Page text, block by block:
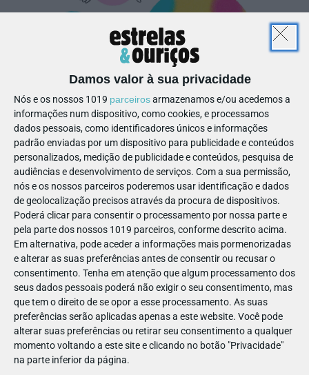
Damos valor à sua privacidade
Nós e os nossos 1019 parceirosarmazenamos e/ou acedemos a
informações num dispositivo, como cookies, e processamos
dados pessoais, como identificadores únicos e informações
padrão enviadas por um dispositivo para publicidade e conteúdos
personalizados, medição de publicidade e conteúdos, pesquisa de
audiências e desenvolvimento de serviços. Com a sua permissão,
nós e os nossos parceiros poderemos usar identificação e dados
de geolocalização precisos através da procura de dispositivos.
Poderá clicar para consentir o processamento por nossa parte e
pela parte dos nossos 1019 parceiros, conforme descrito acima.
Em alternativa, pode aceder a informações mais pormenorizadas
e alterar as suas preferências antes de consentir ou recusar o
consentimento. Tenha em atenção que algum processamento dos
seus dados pessoais poderá não exigir o seu consentimento, mas
que tem o direito de se opor a esse processamento. As suas
preferências serão aplicadas apenas a este website. Você pode
alterar suas preferências ou retirar seu consentimento a qualquer
momento voltando a este site e clicando no botão "Privacidade"
na parte inferior da página.
Não se espante se, um dia destes, der com os miúdos a
querer ensinar-lhe as coisas novas que aprenderam naquela
meia hora de desenhos animados. Ou se arrastarem a família
e os amigos para o maravilhoso mundo dosjogos do
Cartoonito, onde podem brincar com as suas personagens
favoritas.
Batwheels, a grande estreia de março
no Cartoonito
A data escolhida para o lançamento da primeira temporada
deBatwheelsfoi o dia 25 de março! Uma série animada de
comédia, ação e aventura protagonizada pelos veículos com
os superpoderes mais heroicos e icónicos do universo DC.